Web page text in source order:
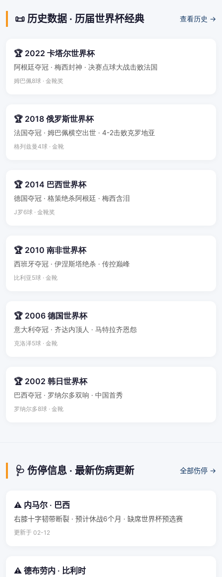
📜 历史数据 · 历届世界杯经典 查看历史 →
🏆 2022 卡塔尔世界杯
阿根廷夺冠 · 梅西封神 · 决赛点球大战击败法国
姆巴佩8球 · 金靴奖
🏆 2018 俄罗斯世界杯
法国夺冠 · 姆巴佩横空出世 · 4-2击败克罗地亚
格列兹曼4球 · 金靴
🏆 2014 巴西世界杯
德国夺冠 · 格策绝杀阿根廷 · 梅西含泪
J罗6球 · 金靴奖
🏆 2010 南非世界杯
西班牙夺冠 · 伊涅斯塔绝杀 · 传控巅峰
比利亚5球 · 金靴
🏆 2006 德国世界杯
意大利夺冠 · 齐达内顶人 · 马特拉齐恩怨
克洛泽5球 · 金靴
🏆 2002 韩日世界杯
巴西夺冠 · 罗纳尔多双响 · 中国首秀
罗纳尔多8球 · 金靴
🩺 伤停信息 · 最新伤病更新 全部伤停 →
⚠️ 内马尔 · 巴西
右膝十字韧带断裂 · 预计休战6个月 · 缺席世界杯预选赛
更新于 02-12
⚠️ 德布劳内 · 比利时